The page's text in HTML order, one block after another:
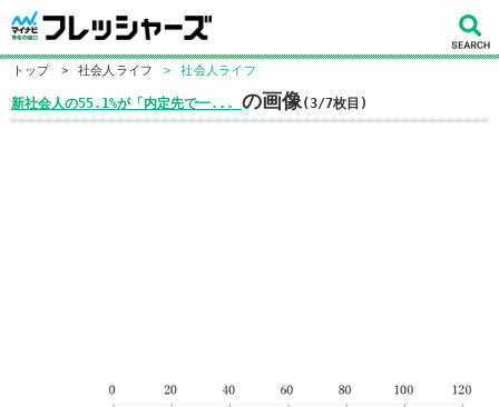
トップ > 社会人ライフ > 社会人ライフ
新社会人の55.1%が「内定先で一... の画像(3/7枚目)